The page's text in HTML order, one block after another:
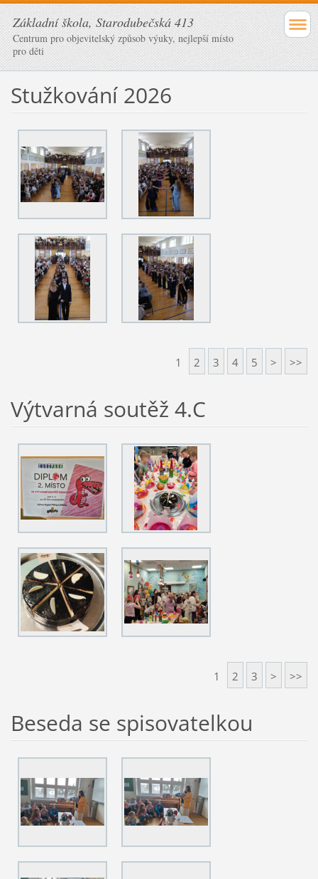
Základní škola, Starodubečská 413
Centrum pro objevitelský způsob výuky, nejlepší místo
pro děti
Stužkování 2026
1 2 3 4 5 > >>
Výtvarná soutěž 4.C
1 2 3 > >>
Beseda se spisovatelkou